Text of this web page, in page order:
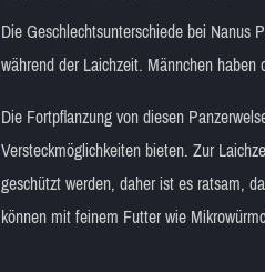
Die Geschlechtsunterschiede bei
während der Laichzeit. Männchen
Die Fortpflanzung von diesen
Versteckmöglichkeiten bieten. Zur
geschützt werden, daher ist es ratsam,
können mit feinem Futter wie